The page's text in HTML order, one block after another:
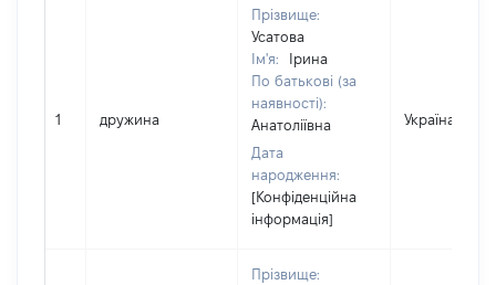
1 дружина
Прізвище:
Усатова
Ім'я:
Ірина
По батькові (за
наявності):
Анатоліївна
Дата
народження:
[Конфіденційна
інформація]
Україна
Прізвище: